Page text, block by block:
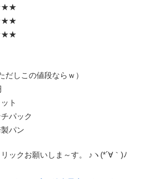
しこの値段ならｗ）
ト
パック
パン
ックお願いしま～す。 ♪ヽ(*´∀｀)ﾉ